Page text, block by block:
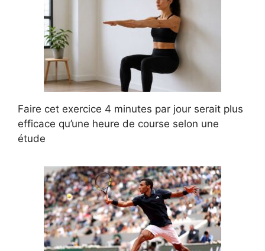
Faire cet exercice 4 minutes par jour serait plus
efficace qu’une heure de course selon une
étude